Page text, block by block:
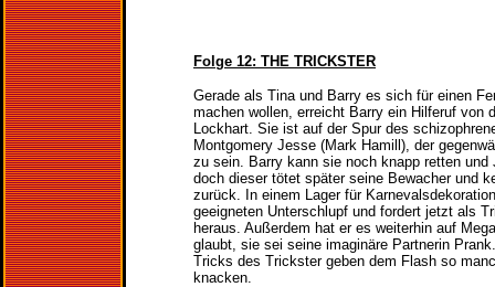
Folge 12: THE TRICKSTER
Gerade als Tina und Barry es sich für einen
machen wollen, erreicht Barry ein Hilferuf von
Lockhart. Sie ist auf der Spur des
Montgomery Jesse (Mark Hamill), der
zu sein. Barry kann sie noch knapp retten und
doch dieser tötet später seine Bewacher und
zurück. In einem Lager für
geeigneten Unterschlupf und fordert jetzt als
heraus. Außerdem hat er es weiterhin auf
glaubt, sie sei seine imaginäre Partnerin
Tricks des Trickster geben dem Flash so
knacken.